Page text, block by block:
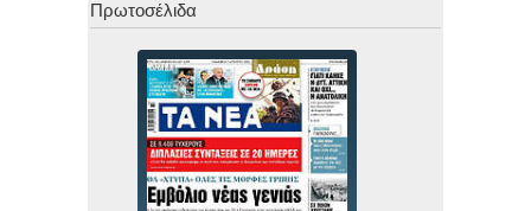
Πρωτοσέλιδα